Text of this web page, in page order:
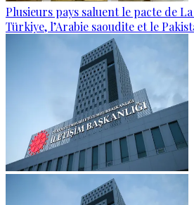
Plusieurs pays saluent le pacte de
Türkiye, l’Arabie saoudite et le